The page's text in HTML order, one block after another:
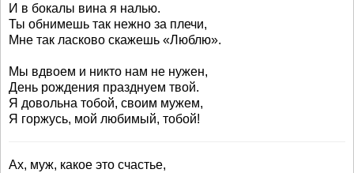
И в бокалы вина я налью.
Ты обнимешь так нежно за плечи,
Мне так ласково скажешь «Люблю».
Мы вдвоем и никто нам не нужен,
День рождения празднуем твой.
Я довольна тобой, своим мужем,
Я горжусь, мой любимый, тобой!
Ах, муж, какое это счастье,